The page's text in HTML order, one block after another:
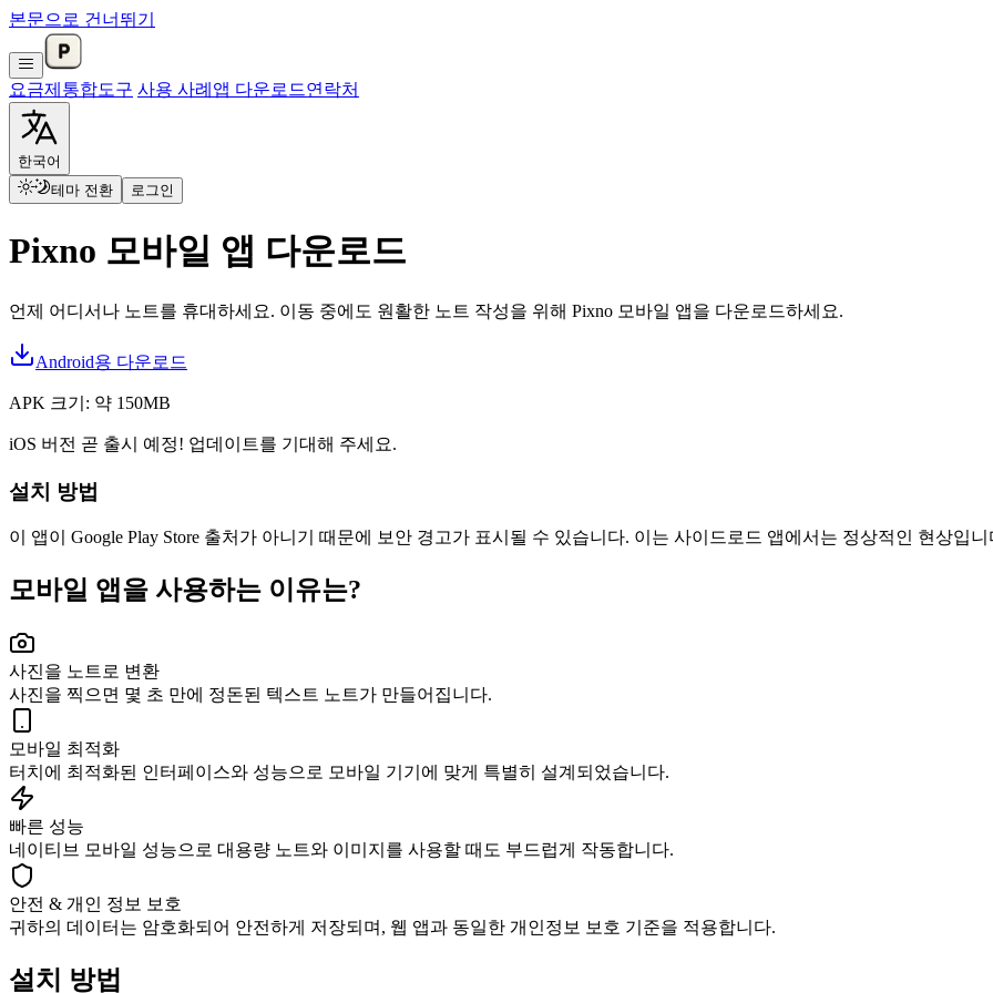
본문으로 건너뛰기
요금제 통합도구 사용 사례 앱 다운로드연락처
한국어
테마 전환
로그인
Pixno 모바일 앱 다운로드
언제 어디서나 노트를 휴대하세요. 이동 중에도 원활한 노트 작성을 위해 Pixno 모바일 앱을 다운로드하세요.
Android용 다운로드
APK 크기: 약 150MB
iOS 버전 곧 출시 예정! 업데이트를 기대해 주세요.
설치 방법
이 앱이 Google Play Store 출처가 아니기 때문에 보안 경고가 표시될 수 있습니다. 이는 사이드로드 앱에서는 정상적인 현상입니
모바일 앱을 사용하는 이유는?
사진을 노트로 변환
사진을 찍으면 몇 초 만에 정돈된 텍스트 노트가 만들어집니다.
모바일 최적화
터치에 최적화된 인터페이스와 성능으로 모바일 기기에 맞게 특별히 설계되었습니다.
빠른 성능
네이티브 모바일 성능으로 대용량 노트와 이미지를 사용할 때도 부드럽게 작동합니다.
안전 & 개인 정보 보호
귀하의 데이터는 암호화되어 안전하게 저장되며, 웹 앱과 동일한 개인정보 보호 기준을 적용합니다.
설치 방법